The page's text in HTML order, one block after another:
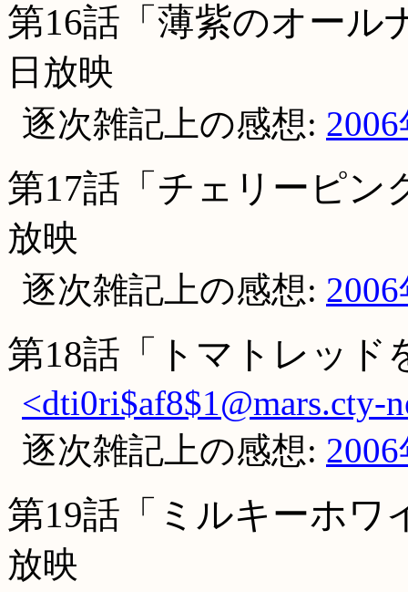
第16話「薄紫のオール
日放映
逐次雑記上の感想:
第17話「チェリーピン
放映
逐次雑記上の感想:
第18話「トマトレッド
<dti0ri$af8$1@mars.cty-
逐次雑記上の感想:
第19話「ミルキーホワ
放映